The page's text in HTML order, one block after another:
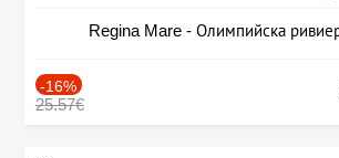
Regina Mare - Олимпийска
-16%
25.57€